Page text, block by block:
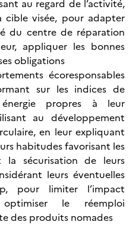
au regard de l’activité,
visée, pour adapter
du centre de réparation
appliquer les bonnes
obligations
écoresponsables
sur les indices de
propres à leur
au développement
en leur expliquant
habitudes favorisant les
la sécurisation de leurs
leurs éventuelles
pour limiter l’impact
le réemploi
des produits nomades